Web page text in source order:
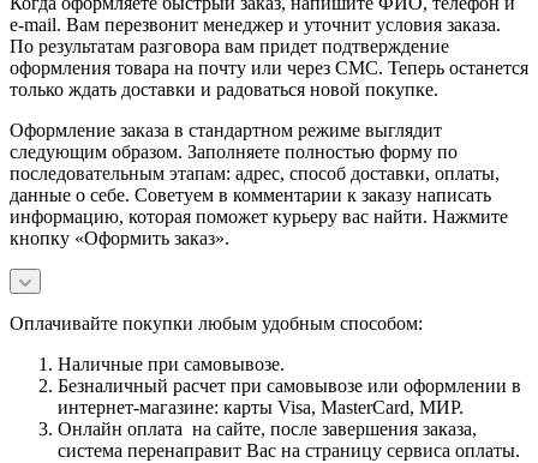
e-mail. Вам перезвонит менеджер и уточнит условия заказа.
По результатам разговора вам придет подтверждение
оформления товара на почту или через СМС. Теперь останется
только ждать доставки и радоваться новой покупке.
Оформление заказа в стандартном режиме выглядит
следующим образом. Заполняете полностью форму по
последовательным этапам: адрес, способ доставки, оплаты,
данные о себе. Советуем в комментарии к заказу написать
информацию, которая поможет курьеру вас найти. Нажмите
кнопку «Оформить заказ».
Оплачивайте покупки любым удобным способом:
Наличные при самовывозе.
Безналичный расчет при самовывозе или оформлении в
интернет-магазине: карты Visa, MasterCard, МИР.
Онлайн оплата на сайте, после завершения заказа,
система перенаправит Вас на страницу сервиса оплаты.